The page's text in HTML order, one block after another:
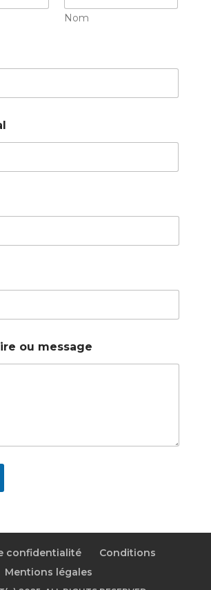
Nom
ou message
confidentialité
Conditions
Mentions légales